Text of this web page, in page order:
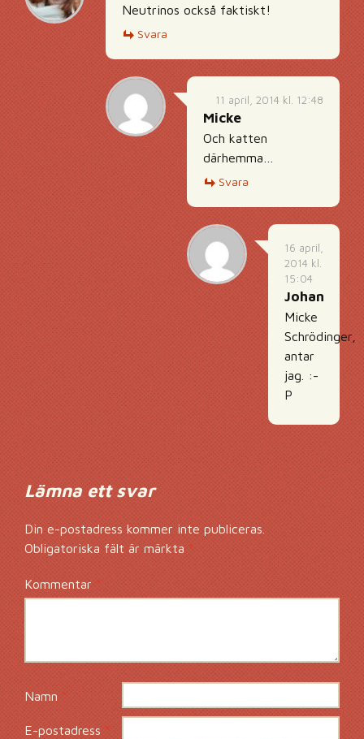
Neutrinos också faktiskt!
Svara
11 april, 2014 kl. 12:48
Micke
Och katten
därhemma…
Svara
16 april,
2014 kl.
15:04
Johan
Micke
Schrödinger,
antar
jag. :-
P
Lämna ett svar
Din e-postadress kommer inte publiceras.
Obligatoriska fält är märkta*
Kommentar*
Namn *
E-postadress*